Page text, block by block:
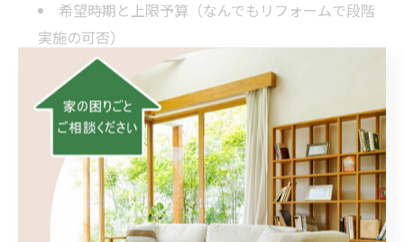
希望時期と上限予算（なんでもリフォームで段階
実施の可否）
仕上がりのイメージ（色・質感・掃除のしやす
さ）
これらを用意しておくと、頼れる便利屋からの提案が具
体的になり、なんでもリフォームの計画もスムーズで